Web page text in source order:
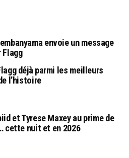
envoie un message
Flagg
déjà parmi les meilleurs
l’histoire
et Tyrese Maxey au prime de
cette nuit et en 2026